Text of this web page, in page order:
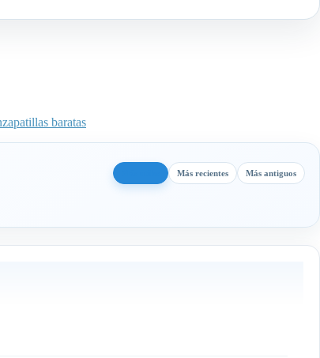
zapatillas baratas
Más recientes Más antiguos